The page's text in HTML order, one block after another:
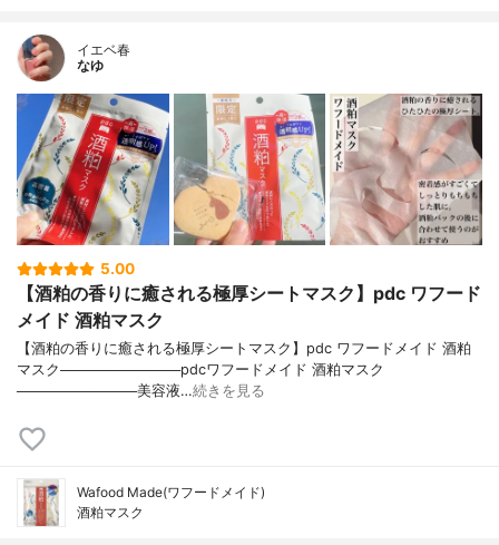
イエベ春
なゆ
5.00
【酒粕の香りに癒される極厚シートマスク】pdc ワフード
メイド 酒粕マスク
【酒粕の香りに癒される極厚シートマスク】pdc ワフードメイド 酒粕
マスク────────────pdcワフードメイド 酒粕マスク
────────────美容液…続きを見る
Wafood Made(ワフードメイド)
酒粕マスク